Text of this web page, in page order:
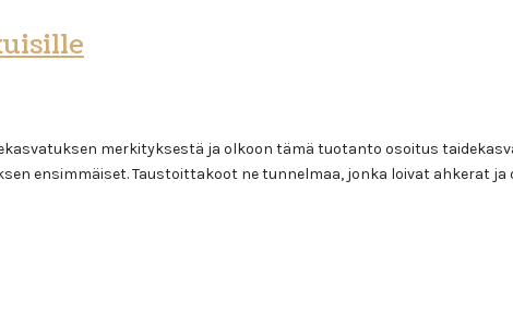
merkityksestä ja olkoon tämä tuotanto osoitus
ensimmäiset. Taustoittakoot ne tunnelmaa, jonka loivat ahkerat